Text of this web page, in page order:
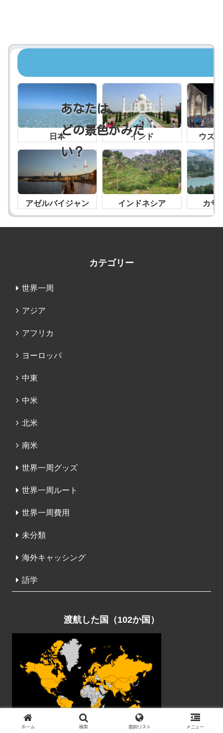
日本
アゼルバイジャン
インド
インドネシア
ウズ
カザ
カテゴリー
世界一周
アジア
アフリカ
ヨーロッパ
中東
中米
北米
南米
世界一周グッズ
世界一周ルート
世界一周費用
未分類
海外キャッシング
語学
渡航した国（102か国）
ホーム 検索 国別リスト メニュー